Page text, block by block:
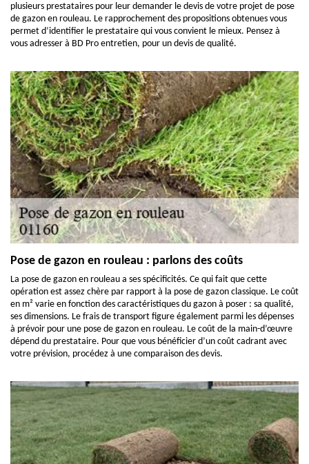
plusieurs prestataires pour leur demander le devis de votre projet de pose
de gazon en rouleau. Le rapprochement des propositions obtenues vous
permet d’identifier le prestataire qui vous convient le mieux. Pensez à
vous adresser à BD Pro entretien, pour un devis de qualité.
Pose de gazon en rouleau : parlons des coûts
La pose de gazon en rouleau a ses spécificités. Ce qui fait que cette
opération est assez chère par rapport à la pose de gazon classique. Le coût
en m² varie en fonction des caractéristiques du gazon à poser : sa qualité,
ses dimensions. Le frais de transport figure également parmi les dépenses
à prévoir pour une pose de gazon en rouleau. Le coût de la main-d’œuvre
dépend du prestataire. Pour que vous bénéficier d’un coût cadrant avec
votre prévision, procédez à une comparaison des devis.